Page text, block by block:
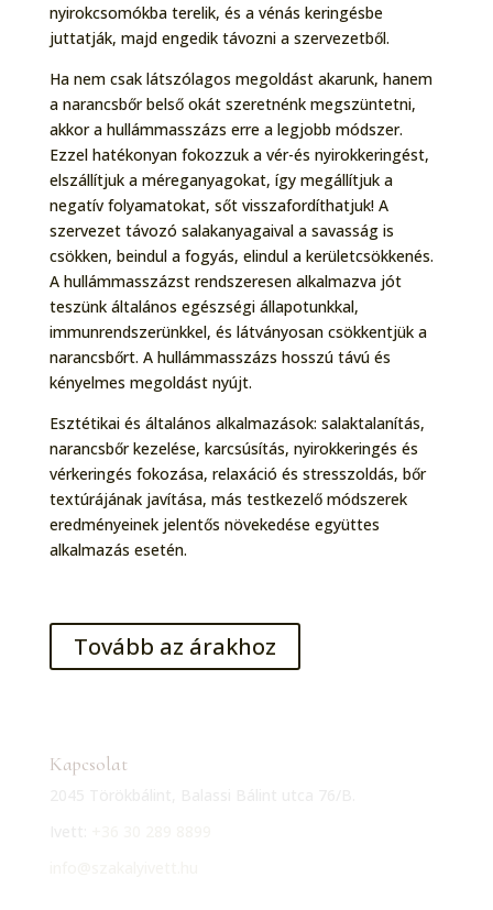
nyirokcsomókba terelik, és a vénás keringésbe
juttatják, majd engedik távozni a szervezetből.
Ha nem csak látszólagos megoldást akarunk, hanem
a narancsbőr belső okát szeretnénk megszüntetni,
akkor a hullámmasszázs erre a legjobb módszer.
Ezzel hatékonyan fokozzuk a vér-és nyirokkeringést,
elszállítjuk a méreganyagokat, így megállítjuk a
negatív folyamatokat, sőt visszafordíthatjuk! A
szervezet távozó salakanyagaival a savasság is
csökken, beindul a fogyás, elindul a kerületcsökkenés.
A hullámmasszázst rendszeresen alkalmazva jót
teszünk általános egészségi állapotunkkal,
immunrendszerünkkel, és látványosan csökkentjük a
narancsbőrt. A hullámmasszázs hosszú távú és
kényelmes megoldást nyújt.
Esztétikai és általános alkalmazások: salaktalanítás,
narancsbőr kezelése, karcsúsítás, nyirokkeringés és
vérkeringés fokozása, relaxáció és stresszoldás, bőr
textúrájának javítása, más testkezelő módszerek
eredményeinek jelentős növekedése együttes
alkalmazás esetén.
Tovább az árakhoz
Kapcsolat